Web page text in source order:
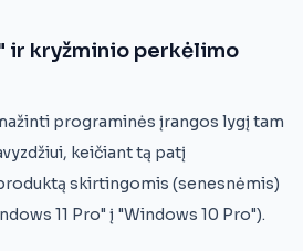
ir kryžminio perkėlimo
programinės įrangos lygį tam
keičiant tą patį
skirtingomis (senesnėmis)
11 Pro" į "Windows 10 Pro").